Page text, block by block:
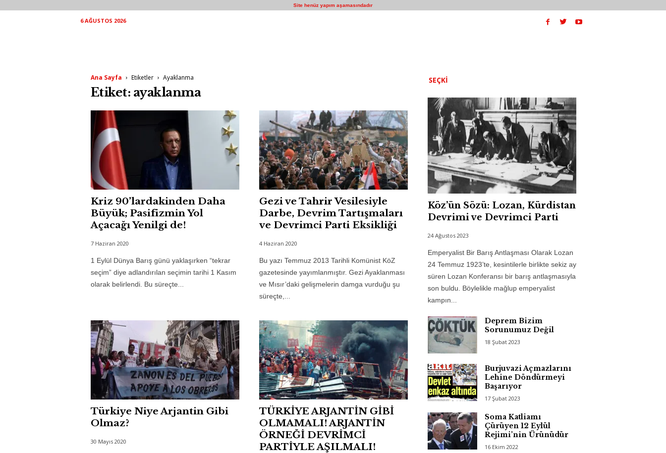
Site henüz yapım aşamasındadır
6 AĞUSTOS 2026
Ana Sayfa Etiketler Ayaklanma
Etiket: ayaklanma
Kriz 90’lardakinden Daha
Büyük; Pasifizmin Yol
Açacağı Yenilgi de!
7 Haziran 2020
1 Eylül Dünya Barış günü yaklaşırken “tekrar
seçim” diye adlandırılan seçimin tarihi 1 Kasım
olarak belirlendi. Bu süreçte...
Gezi ve Tahrir Vesilesiyle
Darbe, Devrim Tartışmaları
ve Devrimci Parti Eksikliği
4 Haziran 2020
Bu yazı Temmuz 2013 Tarihli Komünist KöZ
gazetesinde yayımlanmıştır. Gezi Ayaklanması
ve Mısır’daki gelişmelerin damga vurduğu şu
süreçte,...
Türkiye Niye Arjantin Gibi
Olmaz?
30 Mayıs 2020
TÜRKİYE ARJANTİN GİBİ
OLMAMALI! ARJANTİN
ÖRNEĞİ DEVRİMCİ
PARTİYLE AŞILMALI!
SEÇKI
Köz’ün Sözü: Lozan, Kürdistan
Devrimi ve Devrimci Parti
24 Ağustos 2023
Emperyalist Bir Barış Antlaşması Olarak Lozan
24 Temmuz 1923’te, kesintilerle birlikte sekiz ay
süren Lozan Konferansı bir barış antlaşmasıyla
son buldu. Böylelikle mağlup emperyalist
kampın...
Deprem Bizim
Sorunumuz Değil
18 Şubat 2023
Burjuvazi Açmazlarını
Lehine Döndürmeyi
Başarıyor
17 Şubat 2023
Soma Katliamı
Çürüyen 12 Eylül
Rejimi’nin Ürünüdür
16 Ekim 2022